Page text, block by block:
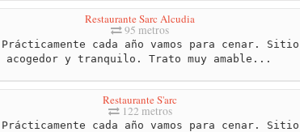
Restaurante Sarc Alcudia
95 metros
Prácticamente cada año vamos para cenar. Sitio
acogedor y tranquilo. Trato muy amable...
Restaurante S'arc
122 metros
Prácticamente cada año vamos para cenar. Sitio